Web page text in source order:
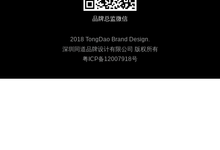
品牌总监微信
2018 TongDao Brand Design.
深圳同道品牌设计有限公司 版权所有
粤ICP备12007918号